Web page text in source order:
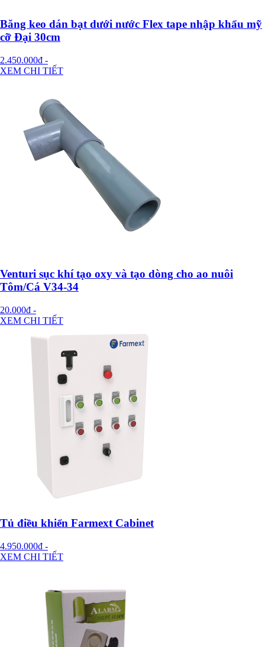
Băng keo dán bạt dưới nước Flex tape nhập khẩu mỹ
cỡ Đại 30cm
2.450.000đ -
XEM CHI TIẾT
Venturi sục khí tạo oxy và tạo dòng cho ao nuôi
Tôm/Cá V34-34
20.000đ -
XEM CHI TIẾT
Tủ điều khiển Farmext Cabinet
4.950.000đ -
XEM CHI TIẾT